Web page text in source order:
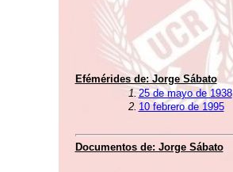
Efémérides de: Jorge Sábato
1. 25 de mayo de 1938
2. 10 febrero de 1995
Documentos de: Jorge Sábato